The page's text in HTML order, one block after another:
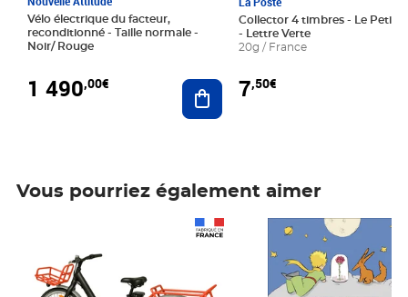
Vélo électrique du facteur,
reconditionné - Taille normale -
Noir/ Rouge
1 490,00€ Ajouter au panier
Collector 4 timbres - Le Petit
- Lettre Verte
20g / France
7,50€
Vous pourriez également aimer
Prix 7,50€